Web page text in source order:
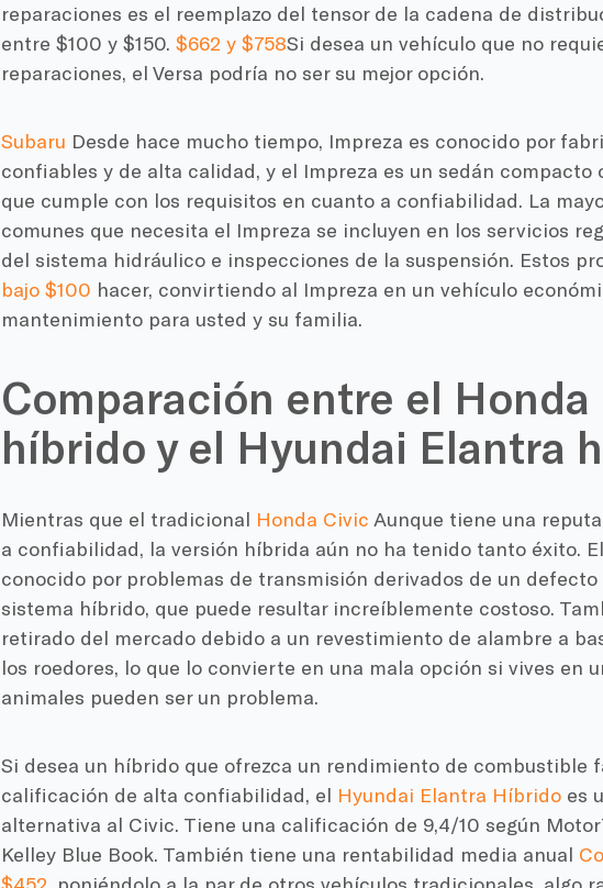
reparaciones es el reemplazo del tensor de la cadena de
entre $100 y $150. $662 y $758Si desea un vehículo que no
reparaciones, el Versa podría no ser su mejor opción.
Subaru Desde hace mucho tiempo, Impreza es conocido por
confiables y de alta calidad, y el Impreza es un sedán
que cumple con los requisitos en cuanto a confiabilidad. La
comunes que necesita el Impreza se incluyen en los servicios
del sistema hidráulico e inspecciones de la suspensión. Estos
bajo $100 hacer, convirtiendo al Impreza en un vehículo
mantenimiento para usted y su familia.
Comparación entre el Honda
híbrido y el Hyundai Elantra
Mientras que el tradicional Honda Civic Aunque tiene una
a confiabilidad, la versión híbrida aún no ha tenido tanto éxito.
conocido por problemas de transmisión derivados de un defecto
sistema híbrido, que puede resultar increíblemente costoso.
retirado del mercado debido a un revestimiento de alambre a
los roedores, lo que lo convierte en una mala opción si vives en
animales pueden ser un problema.
Si desea un híbrido que ofrezca un rendimiento de combustible
calificación de alta confiabilidad, el Hyundai Elantra Híbridoes
alternativa al Civic. Tiene una calificación de 9,4/10 según
Kelley Blue Book. También tiene una rentabilidad media anual